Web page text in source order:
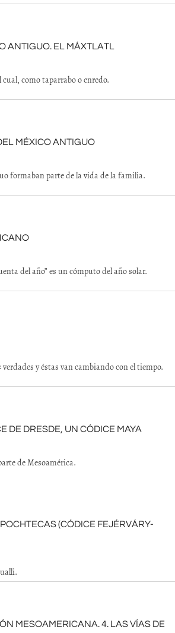
ANTIGUO. EL MÁXTLATL
como taparrabo o enredo.
MÉXICO ANTIGUO
formaban parte de la vida de la familia.
del año” es un cómputo del año solar.
y éstas van cambiando con el tiempo.
DE DRESDE, UN CÓDICE MAYA
de Mesoamérica.
(CÓDICE FEJÉRVÁRY-
MESOAMERICANA. 4. LAS VÍAS DE